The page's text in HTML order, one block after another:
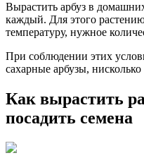
Вырастить арбуз в
каждый. Для этого
температуру, нужное
При соблюдении этих
сахарные арбузы,
Как вырастить
посадить семена